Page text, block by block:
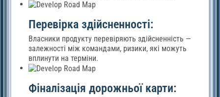
Перевірка здійсненності:
Власники продукту перевіряють здійсненність —
залежності між командами, ризики, які можуть
вплинути на терміни.
Фіналізація дорожньої карти: